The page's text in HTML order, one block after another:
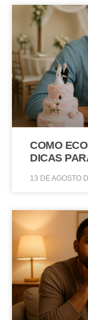
COMO
DICAS
13 DE AGOSTO